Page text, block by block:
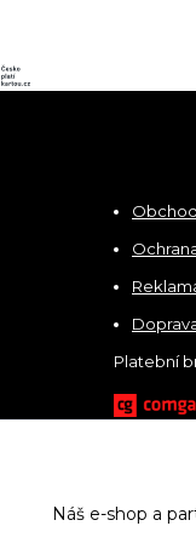
Platební
Náš e-shop a